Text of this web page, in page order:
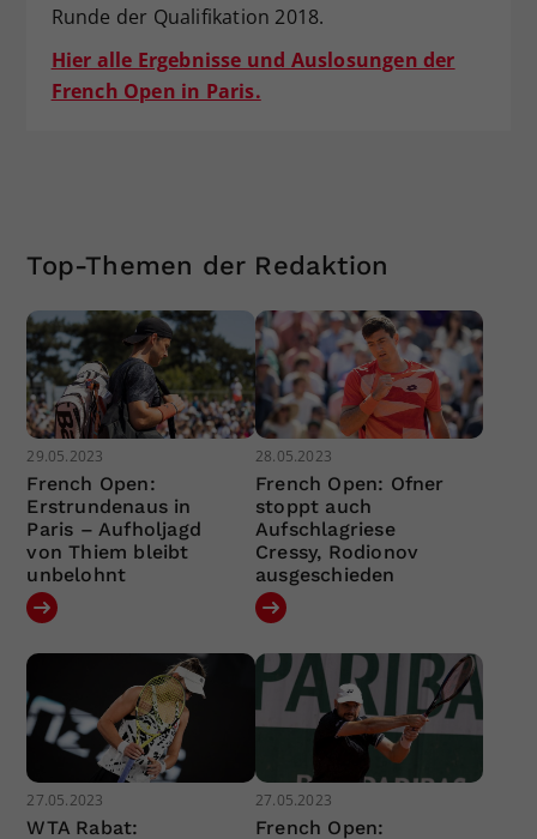
Runde der Qualifikation 2018.
Hier alle Ergebnisse und Auslosungen der
French Open in Paris.
Top-Themen der Redaktion
29.05.2023
French Open:
Erstrundenaus in
Paris – Aufholjagd
von Thiem bleibt
unbelohnt
28.05.2023
French Open: Ofner
stoppt auch
Aufschlagriese
Cressy, Rodionov
ausgeschieden
27.05.2023
WTA Rabat:
27.05.2023
French Open: